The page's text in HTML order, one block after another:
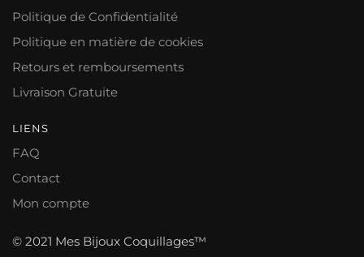
Politique de Confidentialité
Politique en matière de cookies
Retours et remboursements
Livraison Gratuite
LIENS
FAQ
Contact
Mon compte
© 2021 Mes Bijoux Coquillages™